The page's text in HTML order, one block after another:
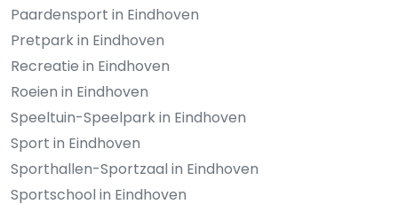
Paardensport in Eindhoven
Pretpark in Eindhoven
Recreatie in Eindhoven
Roeien in Eindhoven
Speeltuin-Speelpark in Eindhoven
Sport in Eindhoven
Sporthallen-Sportzaal in Eindhoven
Sportschool in Eindhoven